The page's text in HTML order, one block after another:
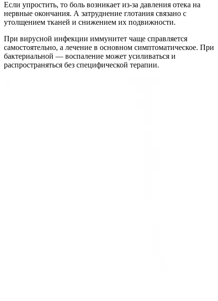
Если упростить, то боль возникает из-за давления отека на
нервные окончания. А затруднение глотания связано с
утолщением тканей и снижением их подвижности.
При вирусной инфекции иммунитет чаще справляется
самостоятельно, а лечение в основном симптоматическое. При
бактериальной — воспаление может усиливаться и
распространяться без специфической терапии.